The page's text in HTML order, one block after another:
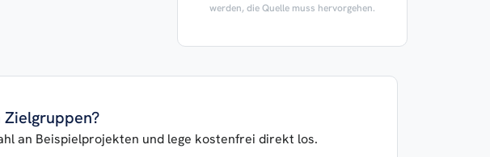
werden, die Quelle muss hervorgehen.
an Beispielprojekten und lege kostenfrei direkt los.